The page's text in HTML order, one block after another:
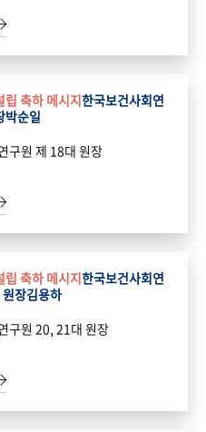
립 축하 메시지한국보건사회연
박순일
구원 제 18대 원장
립 축하 메시지한국보건사회연
장김용하
구원 20, 21대 원장